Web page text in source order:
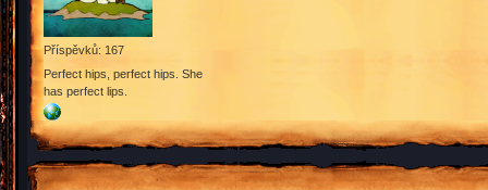
Příspěvků: 167
Perfect hips, perfect hips. She
has perfect lips.